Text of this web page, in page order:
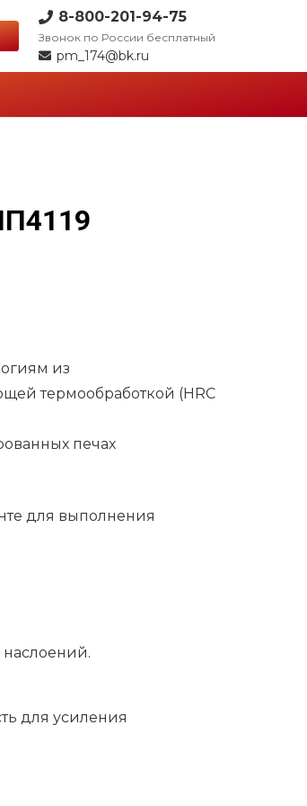
8-800-201-94-75
Звонок по России бесплатный
pm_174@bk.ru
из
термообработкой (HRC
печах
для выполнения
для усиления